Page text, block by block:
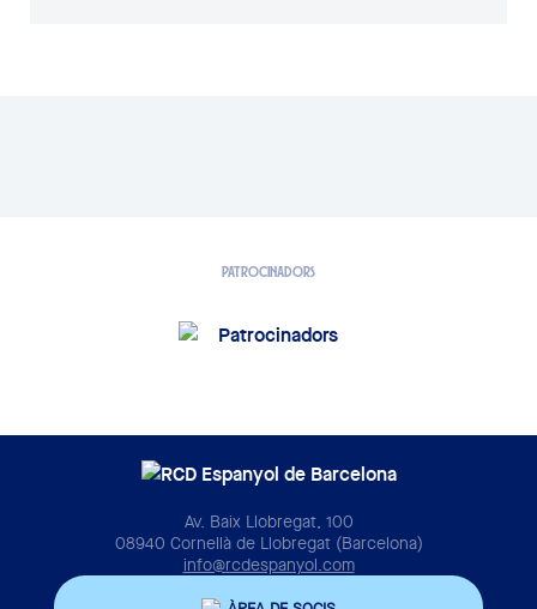
PATROCINADORS
Av. Baix Llobregat, 100
08940 Cornellà de Llobregat (Barcelona)
info@rcdespanyol.com